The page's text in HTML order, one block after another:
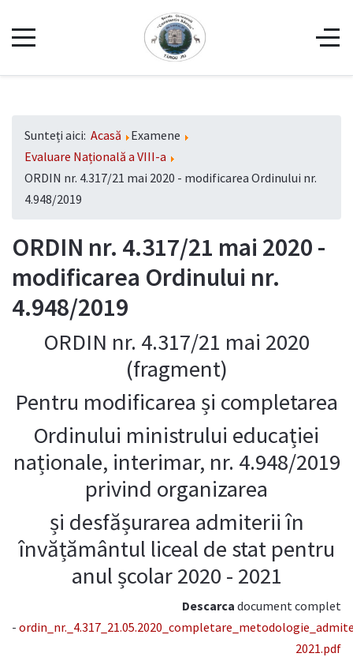
Sunteți aici: Acasă
Examene
Evaluare Națională a VIII-a
ORDIN nr. 4.317/21 mai 2020 - modificarea Ordinului nr.
4.948/2019
ORDIN nr. 4.317/21 mai 2020 -
modificarea Ordinului nr.
4.948/2019
ORDIN nr. 4.317/21 mai 2020
(fragment)
Pentru modificarea și completarea
Ordinului ministrului educației
naționale, interimar, nr. 4.948/2019
privind organizarea
și desfășurarea admiterii în
învățământul liceal de stat pentru
anul școlar 2020 - 2021
Descarca document complet
-
2021.pdf